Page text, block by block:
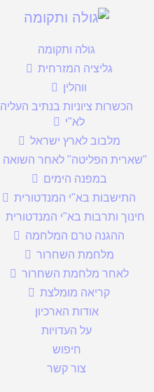
גולה ותקומה
גליציה המזרחית
ווהלין
הכשרות ציוניות בנתיב העליה
לא"י
מלבוב לארץ ישראל
"שארית הפליטה" לאחר השואה
במפנה הימים
התישבות בא"י המנדטורית
חינוך ותרבות בא"י המנדטורית
ההגנה טרם המלחמה
מלחמת השחרור
לאחר מלחמת השחרור
קריאה מומלצת
אודות הארכיון
על העדויות
חיפוש
צור קשר